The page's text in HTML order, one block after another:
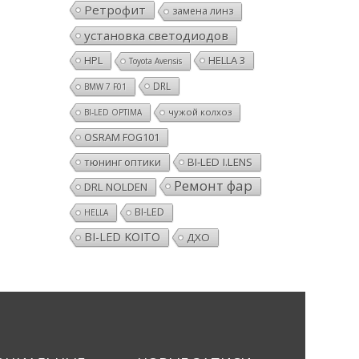
Ретрофит замена линз
установка светодиодов
HPL Toyota Avensis HELLA 3
BMW 7 F01 DRL
BI-LED OPTIMA чужой колхоз
OSRAM FOG101
тюнинг оптики
BI-LED I.LENS
DRL NOLDEN
Ремонт фар
HELLA BI-LED
BI-LED KOITO ДХО